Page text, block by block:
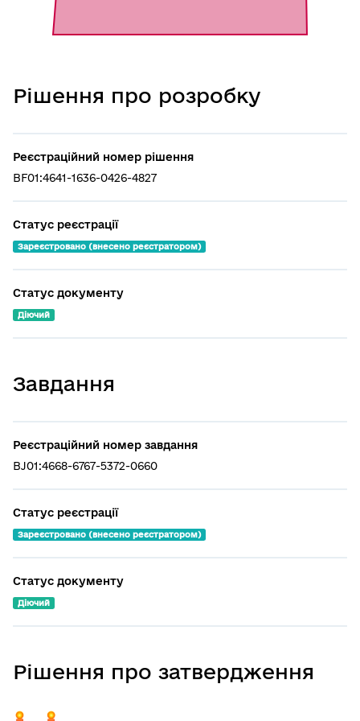
Рішення про розробку
Реєстраційний номер рішення
BF01:4641-1636-0426-4827
Статус реєстрaції
Зареєстровано (внесено реєстратором)
Статус документу
Діючий
Завдання
Реєстраційний номер завдання
BJ01:4668-6767-5372-0660
Статус реєстрaції
Зареєстровано (внесено реєстратором)
Статус документу
Діючий
Рішення про затвердження